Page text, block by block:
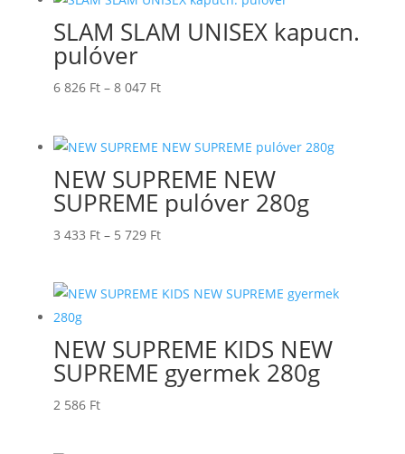
-
5
SLAM SLAM UNISEX kapucn.
pulóver
6 826 Ft – 8 047 FtÁrtartomány:
-
8
047 Ft
NEW SUPREME NEW
SUPREME pulóver 280g
3 433 Ft – 5 729 FtÁrtartomány:
-
729 Ft
NEW SUPREME KIDS NEW
SUPREME gyermek 280g
2 586 Ft